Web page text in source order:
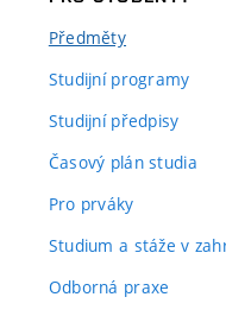
Předměty
Studijní programy
Studijní předpisy
Časový plán studia
Pro prváky
Studium a stáže v
Odborná praxe